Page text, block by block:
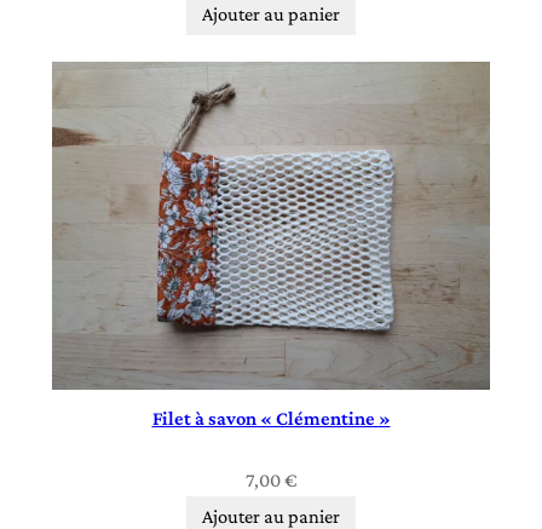
Ajouter au panier
Filet à savon « Clémentine »
7,00€
Ajouter au panier